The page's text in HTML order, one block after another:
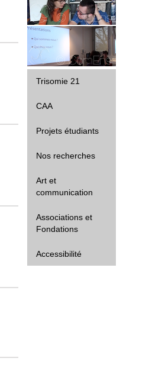
Interaction
Diffusion
Trisomie 21
CAA
Projets étudiants
Nos recherches
Art et
communication
Associations et
Fondations
Accessibilité